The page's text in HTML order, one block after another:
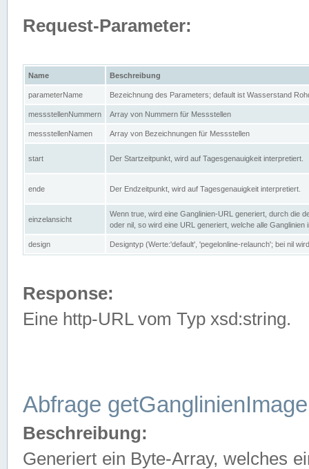
Request-Parameter:
Name Beschreibung
parameterName Bezeichnung des Parameters; default ist Wasserstand
messstellenNummern Array von Nummern für Messstellen
messstellenNamen Array von Bezeichnungen für Messstellen
start Der Startzeitpunkt, wird auf Tagesgenauigkeit interpretiert.
ende Der Endzeitpunkt, wird auf Tagesgenauigkeit interpretiert.
einzelansicht
Wenn true, wird eine Ganglinien-URL generiert, durch die
oder nil, so wird eine URL generiert, welche alle Ganglinien
design Designtyp (Werte:'default', 'pegelonline-relaunch'; bei nil
Response:
Eine http-URL vom Typ xsd:string.
Abfrage getGanglinienImage
Beschreibung:
Generiert ein Byte-Array, welches